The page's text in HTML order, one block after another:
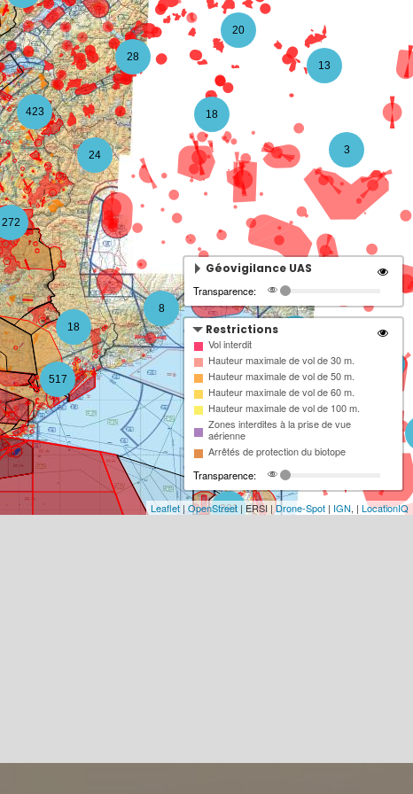
221
517
272
13
3
20
18
8
24
18
423
28
Géovigilance UAS
Transparence:
Restrictions
Vol interdit
Hauteur maximale de vol de 30 m.
Hauteur maximale de vol de 50 m.
Hauteur maximale de vol de 60 m.
Hauteur maximale de vol de 100 m.
Zones interdites à la prise de vue
aérienne
Arrêtés de protection du biotope
Transparence:
Leaflet | OpenStreet | ERSI | Drone-Spot | IGN, | LocationIQ